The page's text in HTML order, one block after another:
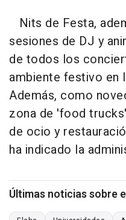
Nits de Festa,
sesiones de DJ y
de todos los
ambiente festivo en
Además, como
zona de 'food
de ocio y
ha indicado la
Últimas noticias sobre